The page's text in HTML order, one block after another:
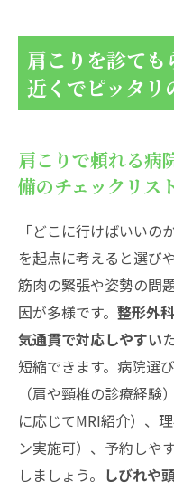
肩こりを診て
近くでピッタリ
肩こりで頼れる病
備のチェックリス
「どこに行けばいい
を起点に考えると選び
筋肉の緊張や姿勢の問
因が多様です。 整形外
気通貫で対応しやすい
短縮できます。病院選
（肩や頸椎の診療経
に応じてMRI紹介）、
ン実施可）、予約しや
しましょう。 しびれや